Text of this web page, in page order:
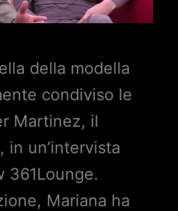
della modella
condiviso le
Martinez, il
in un’intervista
361Lounge.
Mariana ha